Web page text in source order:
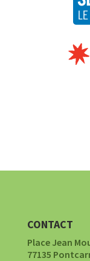
CONTACT
Place Jean
77135